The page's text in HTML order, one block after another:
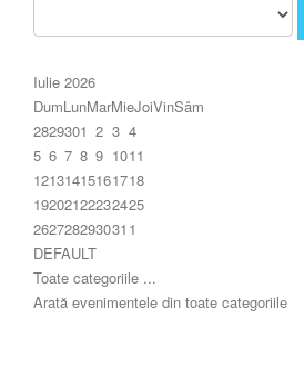
Iulie 2026
DumLunMarMieJoiVinSâm
2829301 2 3 4
5 6 7 8 9 1011
12131415161718
19202122232425
262728293031 1
DEFAULT
Toate categoriile ...
Arată evenimentele din toate categoriile